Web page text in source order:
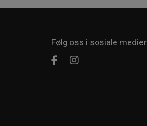
Følg oss i sosiale medier